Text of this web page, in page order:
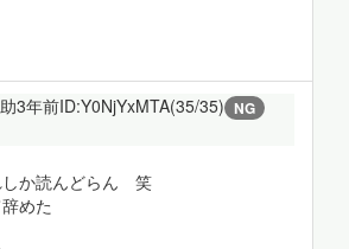
3年前ID:Y0NjYxMTA(35/35) NG
しか読んどらん 笑
めた